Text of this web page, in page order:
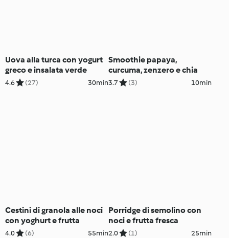
Uova alla turca con yogurt
greco e insalata verde
4.6 (27) 30min
Smoothie papaya,
curcuma, zenzero e chia
3.7 (3) 10min
Cestini di granola alle noci
con yoghurt e frutta
4.0 (6) 55min
Porridge di semolino con
noci e frutta fresca
2.0 (1) 25min